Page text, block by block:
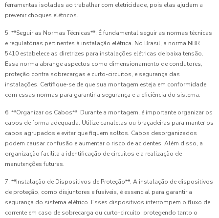
ferramentas isoladas ao trabalhar com eletricidade, pois elas ajudam a
prevenir choques elétricos.
5. **Seguir as Normas Técnicas**: É fundamental seguir as normas técnicas
e regulatórias pertinentes à instalação elétrica. No Brasil, a norma NBR
5410 estabelece as diretrizes para instalações elétricas de baixa tensão.
Essa norma abrange aspectos como dimensionamento de condutores,
proteção contra sobrecargas e curto-circuitos, e segurança das
instalações. Certifique-se de que sua montagem esteja em conformidade
com essas normas para garantir a segurança e a eficiência do sistema.
6. **Organizar os Cabos**: Durante a montagem, é importante organizar os
cabos de forma adequada. Utilize canaletas ou braçadeiras para manter os
cabos agrupados e evitar que fiquem soltos. Cabos desorganizados
podem causar confusão e aumentar o risco de acidentes. Além disso, a
organização facilita a identificação de circuitos e a realização de
manutenções futuras.
7. **Instalação de Dispositivos de Proteção**: A instalação de dispositivos
de proteção, como disjuntores e fusíveis, é essencial para garantir a
segurança do sistema elétrico. Esses dispositivos interrompem o fluxo de
corrente em caso de sobrecarga ou curto-circuito, protegendo tanto o